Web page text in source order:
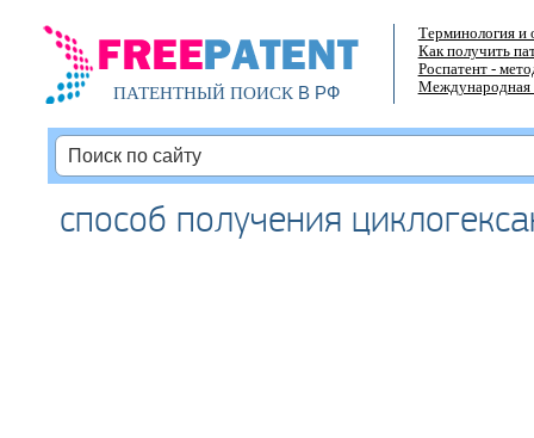
ПАТЕНТНЫЙ ПОИСКВ РФ
Терминология и
Как получить
Роспатент -
Международная
способ получения